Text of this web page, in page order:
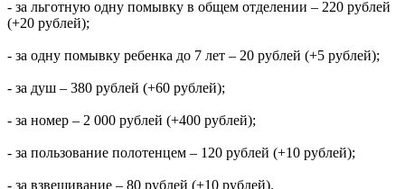
- за льготную одну помывку в общем отделении – 220 рублей
(+20 рублей);
- за одну помывку ребенка до 7 лет – 20 рублей (+5 рублей);
- за душ – 380 рублей (+60 рублей);
- за номер – 2 000 рублей (+400 рублей);
- за пользование полотенцем – 120 рублей (+10 рублей);
- за взвешивание – 80 рублей (+10 рублей).